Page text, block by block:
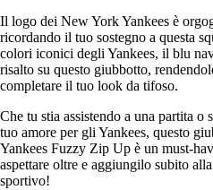
Il logo dei New York Yankees è
ricordando il tuo sostegno a questa
colori iconici degli Yankees, il blu
risalto su questo giubbotto,
completare il tuo look da tifoso.
Che tu stia assistendo a una partita o
tuo amore per gli Yankees, questo
Yankees Fuzzy Zip Up è un must-
aspettare oltre e aggiungilo subito
sportivo!